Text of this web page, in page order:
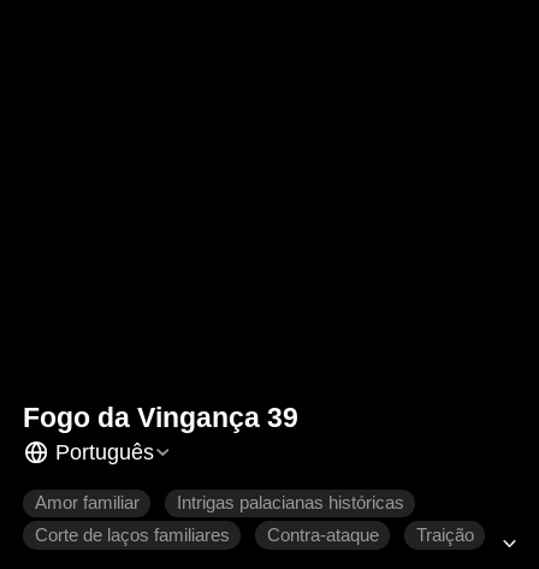
Fogo da Vingança 39
Português
Amor familiar
Intrigas palacianas históricas
Corte de laços familiares
Contra-ataque
Traição